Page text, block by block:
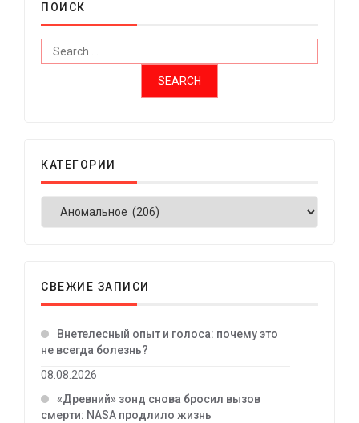
ПОИСК
КАТЕГОРИИ
СВЕЖИЕ ЗАПИСИ
Внетелесный опыт и голоса: почему это
не всегда болезнь?
08.08.2026
«Древний» зонд снова бросил вызов
смерти: NASA продлило жизнь